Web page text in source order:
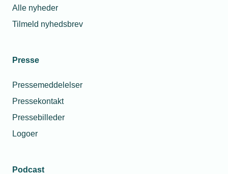
Alle nyheder
Tilmeld nyhedsbrev
Presse
Pressemeddelelser
Pressekontakt
Pressebilleder
Logoer
Podcast